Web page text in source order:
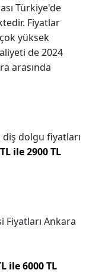
Türkiye'de
Fiyatlar
yüksek
de 2024
arasında
diş dolgu fiyatları
ile 2900 TL
Fiyatları Ankara
ile 6000 TL